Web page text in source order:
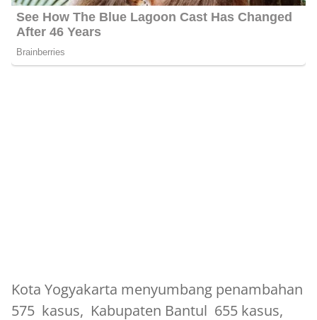
Kota Yogyakarta menyumbang penambahan
575 kasus, Kabupaten Bantul 655 kasus,